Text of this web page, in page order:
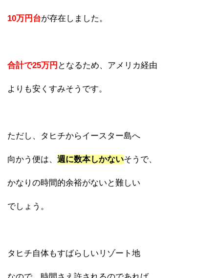
10万円台が存在しました。
合計で25万円 となるため、アメリカ経由
よりも安くすみそうです。
ただし、タヒチからイースター島へ
向かう便は、 週に数本しかないそうで、
かなりの時間的余裕がないと難しい
でしょう。
タヒチ自体もすばらしいリゾート地